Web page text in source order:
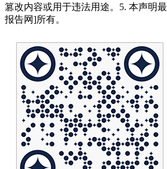
篡改内容或用于违法用途。5. 本声明
报告网]所有。